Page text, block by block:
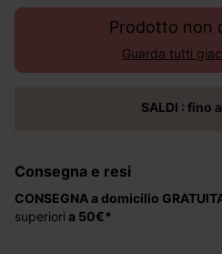
Prodotto non
Guarda tutti
SALDI : fino
Consegna e resi
CONSEGNA a domicilio
superiori a 50€*